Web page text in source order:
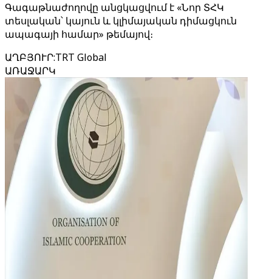
Գագաթնաժողովը անցկացվում է «Նոր ՏՀԿ
տեսլական՝ կայուն և կլիմայական դիմացկուն
ապագայի համար» թեմայով։
ԱՂԲՅՈՒՐ:TRT Global
ԱՌԱՋԱՐԿ